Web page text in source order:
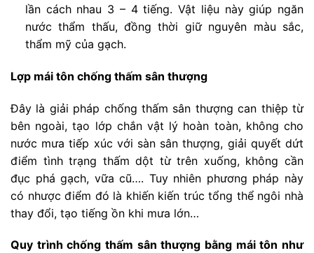
lần cách nhau 3 – 4 tiếng. Vật liệu này giúp ngăn
nước thẩm thấu, đồng thời giữ nguyên màu sắc,
thẩm mỹ của gạch.
Lợp mái tôn chống thấm sân thượng
Đây là giải pháp chống thấm sân thượng can thiệp từ
bên ngoài, tạo lớp chắn vật lý hoàn toàn, không cho
nước mưa tiếp xúc với sàn sân thượng, giải quyết dứt
điểm tình trạng thấm dột từ trên xuống, không cần
đục phá gạch, vữa cũ…. Tuy nhiên phương pháp này
có nhược điểm đó là khiến kiến trúc tổng thể ngôi nhà
thay đổi, tạo tiếng ồn khi mưa lớn…
Quy trình chống thấm sân thượng bằng mái tôn như